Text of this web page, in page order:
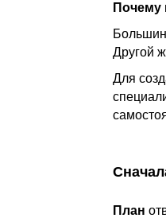
Почему
Другой
Для
План